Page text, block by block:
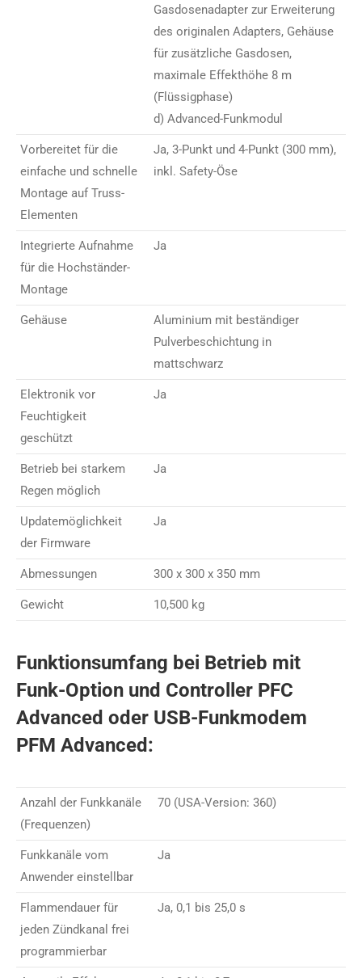
Gasdosenadapter zur Erweiterung
des originalen Adapters, Gehäuse
für zusätzliche Gasdosen,
maximale Effekthöhe 8 m
(Flüssigphase)
d) Advanced-Funkmodul
Vorbereitet für die
einfache und schnelle
Montage auf Truss-
Elementen
Ja, 3-Punkt und 4-Punkt (300 mm),
inkl. Safety-Öse
Integrierte Aufnahme
für die Hochständer-
Montage
Ja
Gehäuse
Aluminium mit beständiger
Pulverbeschichtung in
mattschwarz
Elektronik vor
Feuchtigkeit
geschützt
Ja
Betrieb bei starkem
Regen möglich
Ja
Updatemöglichkeit
der Firmware
Ja
Abmessungen 300 x 300 x 350 mm
Gewicht 10,500 kg
Funktionsumfang bei Betrieb mit
Funk-Option und Controller PFC
Advanced oder USB-Funkmodem
PFM Advanced:
Anzahl der Funkkanäle
(Frequenzen)
70 (USA-Version: 360)
Funkkanäle vom
Anwender einstellbar
Ja
Flammendauer für
jeden Zündkanal frei
programmierbar
Ja, 0,1 bis 25,0 s